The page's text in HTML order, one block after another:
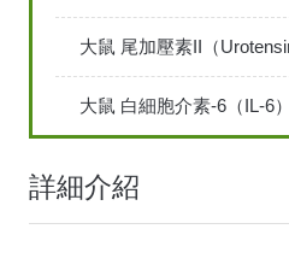
詳細介紹